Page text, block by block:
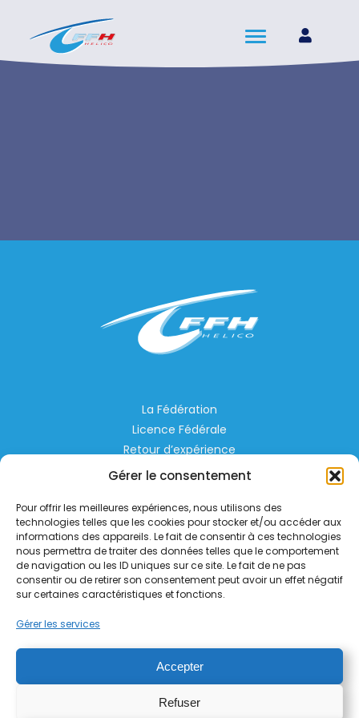
Gérer le consentement
Pour offrir les meilleures expériences, nous utilisons des
technologies telles que les cookies pour stocker et/ou accéder aux
informations des appareils. Le fait de consentir à ces technologies
nous permettra de traiter des données telles que le comportement
de navigation ou les ID uniques sur ce site. Le fait de ne pas
consentir ou de retirer son consentement peut avoir un effet négatif
sur certaines caractéristiques et fonctions.
Gérer les services
Accepter
Refuser
La Fédération
Licence Fédérale
Retour d’expérience
Espace Privé
Liens Utiles
Aérodrome de Lognes Emerainville
77185 LOGNES
contact@helico.org